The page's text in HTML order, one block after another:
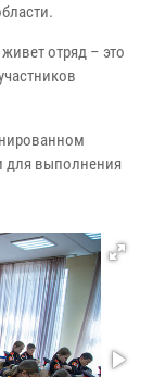
отряд – это
для выполнения